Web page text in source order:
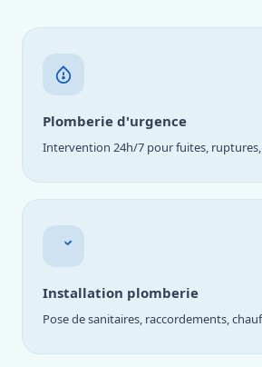
Plomberie d'urgence
Intervention 24h/7 pour fuites,
Installation plomberie
Pose de sanitaires, raccordements,